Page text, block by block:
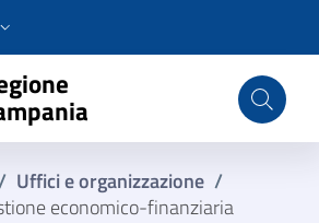
Campania
Uffici e organizzazione /
economico-finanziaria